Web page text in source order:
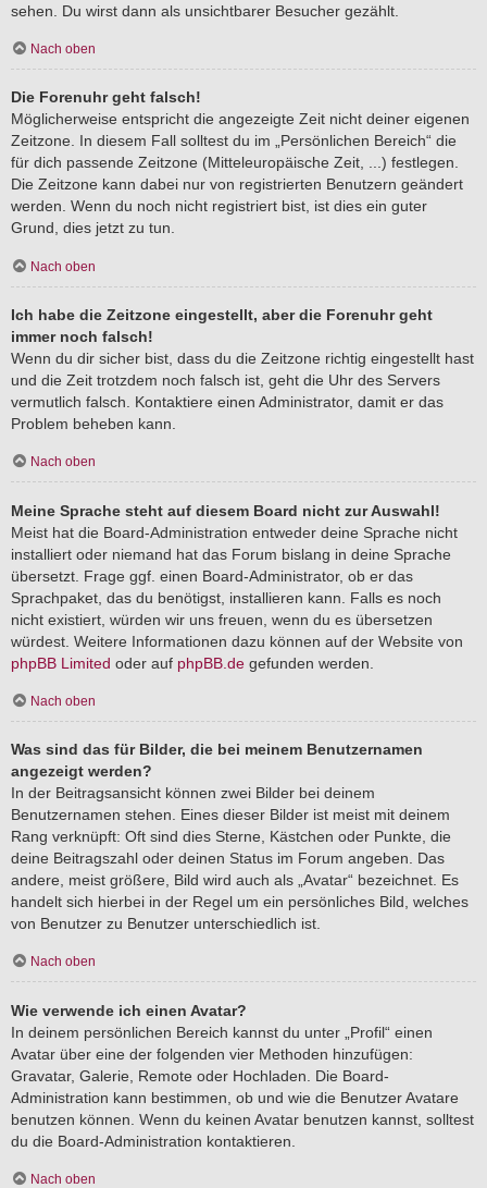
sehen. Du wirst dann als unsichtbarer Besucher gezählt.
Nach oben
Die Forenuhr geht falsch!
Möglicherweise entspricht die angezeigte Zeit nicht deiner eigenen
Zeitzone. In diesem Fall solltest du im „Persönlichen Bereich“ die
für dich passende Zeitzone (Mitteleuropäische Zeit, ...) festlegen.
Die Zeitzone kann dabei nur von registrierten Benutzern geändert
werden. Wenn du noch nicht registriert bist, ist dies ein guter
Grund, dies jetzt zu tun.
Nach oben
Ich habe die Zeitzone eingestellt, aber die Forenuhr geht
immer noch falsch!
Wenn du dir sicher bist, dass du die Zeitzone richtig eingestellt hast
und die Zeit trotzdem noch falsch ist, geht die Uhr des Servers
vermutlich falsch. Kontaktiere einen Administrator, damit er das
Problem beheben kann.
Nach oben
Meine Sprache steht auf diesem Board nicht zur Auswahl!
Meist hat die Board-Administration entweder deine Sprache nicht
installiert oder niemand hat das Forum bislang in deine Sprache
übersetzt. Frage ggf. einen Board-Administrator, ob er das
Sprachpaket, das du benötigst, installieren kann. Falls es noch
nicht existiert, würden wir uns freuen, wenn du es übersetzen
würdest. Weitere Informationen dazu können auf der Website von
phpBB Limited oder auf phpBB.de gefunden werden.
Nach oben
Was sind das für Bilder, die bei meinem Benutzernamen
angezeigt werden?
In der Beitragsansicht können zwei Bilder bei deinem
Benutzernamen stehen. Eines dieser Bilder ist meist mit deinem
Rang verknüpft: Oft sind dies Sterne, Kästchen oder Punkte, die
deine Beitragszahl oder deinen Status im Forum angeben. Das
andere, meist größere, Bild wird auch als „Avatar“ bezeichnet. Es
handelt sich hierbei in der Regel um ein persönliches Bild, welches
von Benutzer zu Benutzer unterschiedlich ist.
Nach oben
Wie verwende ich einen Avatar?
In deinem persönlichen Bereich kannst du unter „Profil“ einen
Avatar über eine der folgenden vier Methoden hinzufügen:
Gravatar, Galerie, Remote oder Hochladen. Die Board-
Administration kann bestimmen, ob und wie die Benutzer Avatare
benutzen können. Wenn du keinen Avatar benutzen kannst, solltest
du die Board-Administration kontaktieren.
Nach oben